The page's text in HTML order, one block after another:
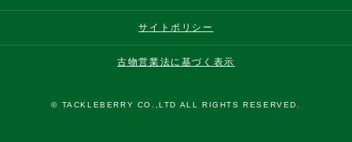
サイトポリシー
古物営業法に基づく表示
© TACKLEBERRY CO.,LTD ALL RIGHTS RESERVED.